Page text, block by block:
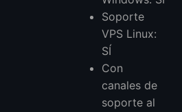
Soporte
VPS Linux:
SÍ
Con
canales de
soporte al